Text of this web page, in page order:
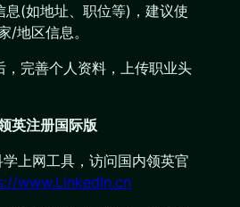
息(如地址、职位等)，建议使
/地区信息。
，完善个人资料，上传职业头
英注册国际版
上网工具，访问国内领英官
www.LinkedIn.cn